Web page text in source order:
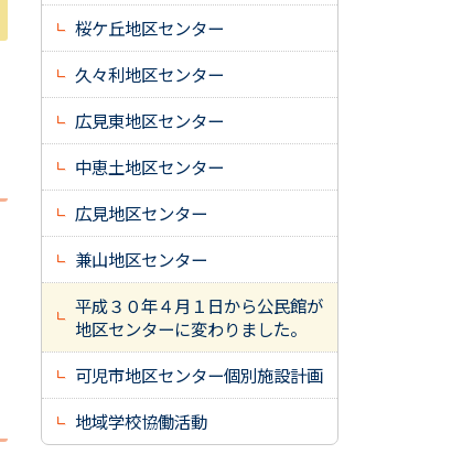
桜ケ丘地区センター
久々利地区センター
広見東地区センター
中恵土地区センター
広見地区センター
兼山地区センター
平成３０年４月１日から公民館が
地区センターに変わりました。
可児市地区センター個別施設計画
地域学校協働活動